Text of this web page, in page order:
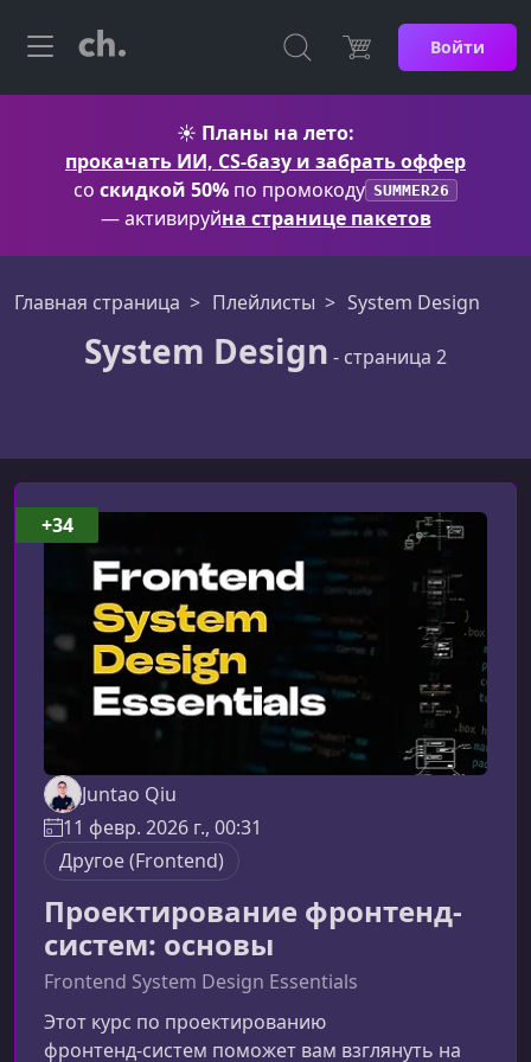
Войти
☀️ Планы на лето:
прокачать ИИ, CS-базу и забрать оффер
со скидкой 50% по промокоду SUMMER26
— активируйна странице пакетов
Главная страница Плейлисты System Design
System Design - страница 2
System Design
Juntao Qiu
11 февр. 2026 г., 00:31
Другое (Frontend)
Проектирование фронтенд-
систем: основы
Frontend System Design Essentials
Этот курс по проектированию
фронтенд‑систем поможет вам взглянуть на
+34